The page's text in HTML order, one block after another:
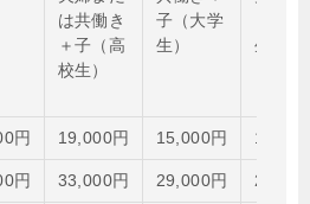
は共働き
＋子（高
校生）
子（大学
生）
生）
円 19,000円 15,000円
円 33,000円 29,000円